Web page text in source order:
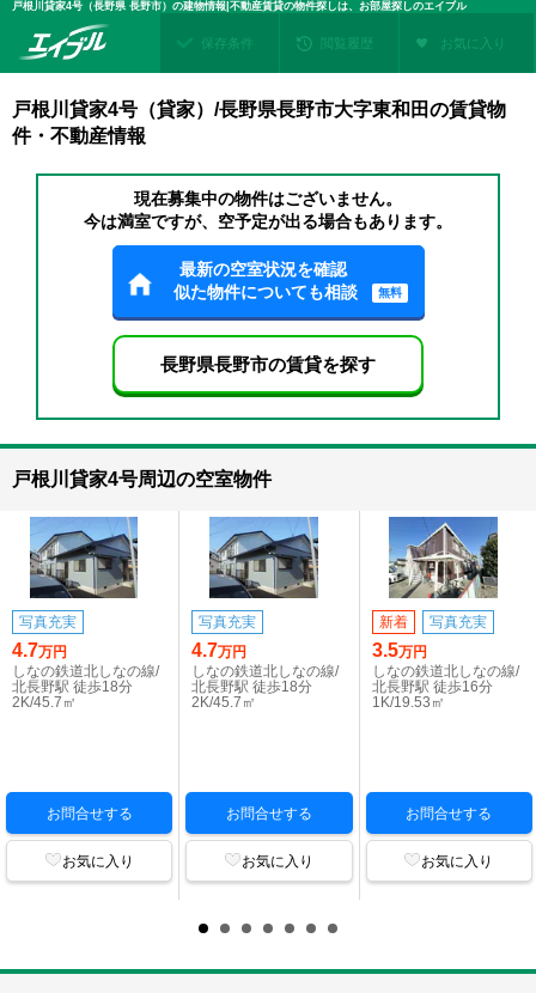
戸根川貸家4号（長野県 長野市）の建物情報|不動産賃貸の物件探しは、お部屋探しのエイブル
保存条件 閲覧履歴 お気に入り
戸根川貸家4号（貸家）/長野県長野市大字東和田の賃貸物
件・不動産情報
現在募集中の物件はございません。
今は満室ですが、空予定が出る場合もあります。
最新の空室状況を確認
似た物件についても相談
無料
長野県長野市の賃貸を探す
戸根川貸家4号周辺の空室物件
写真充実
4.7万円
しなの鉄道北しなの線/
北長野駅 徒歩18分
2K/45.7㎡
お問合せする
お気に入り
写真充実
4.7万円
しなの鉄道北しなの線/
北長野駅 徒歩18分
2K/45.7㎡
お問合せする
お気に入り
新着 写真充実
3.5万円
しなの鉄道北しなの線/
北長野駅 徒歩16分
1K/19.53㎡
お問合せする
お気に入り